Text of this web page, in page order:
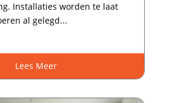
Installaties worden te laat
al gelegd...
Lees Meer